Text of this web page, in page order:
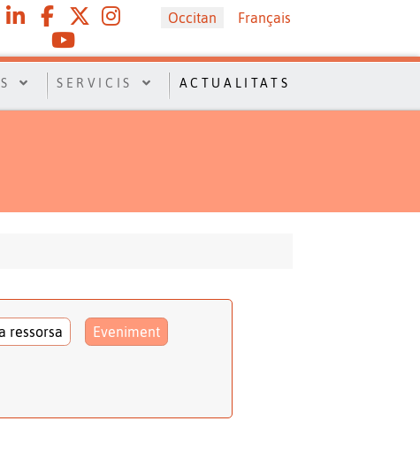
Sélectionnez votre langue
Occitan Français
SERVICIS ACTUALITATS
ressorsa Eveniment